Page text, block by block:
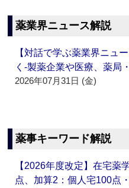
薬業界ニュース解説
【対話で学ぶ薬業界ニュ
く‐製薬企業や医療、薬局
2026年07月31日 (金)
薬事キーワード解説
【2026年度改定】在宅薬
点、加算2：個人宅100点